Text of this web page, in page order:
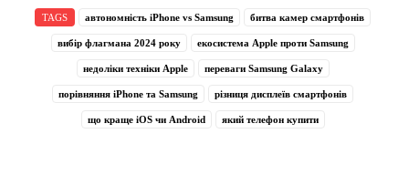
TAGS автономність iPhone vs Samsung битва камер смартфонів
вибір флагмана 2024 року екосистема Apple проти Samsung
недоліки техніки Apple переваги Samsung Galaxy
порівняння iPhone та Samsung різниця дисплеїв смартфонів
що краще iOS чи Android який телефон купити